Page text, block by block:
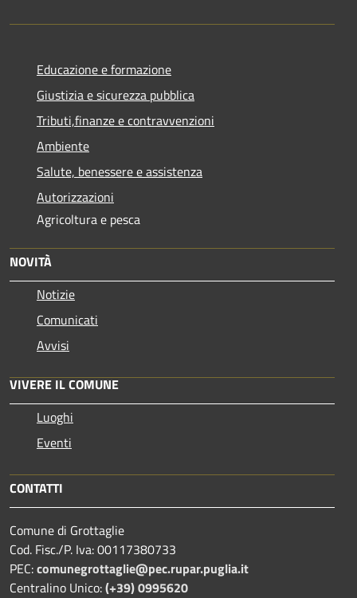
Educazione e formazione
Giustizia e sicurezza pubblica
Tributi,finanze e contravvenzioni
Ambiente
Salute, benessere e assistenza
Autorizzazioni
Agricoltura e pesca
NOVITÀ
Notizie
Comunicati
Avvisi
VIVERE IL COMUNE
Luoghi
Eventi
CONTATTI
Comune di Grottaglie
Cod. Fisc./P. Iva: 00117380733
PEC:comunegrottaglie@pec.rupar.puglia.it
Centralino Unico:(+39) 0995620